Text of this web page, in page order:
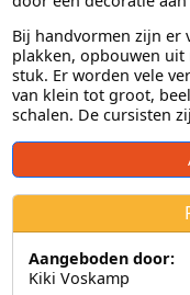
Bij handvormen zijn er
plakken, opbouwen uit
stuk. Er worden vele
van klein tot groot,
schalen. De cursisten
Aangeboden door:
Kiki Voskamp